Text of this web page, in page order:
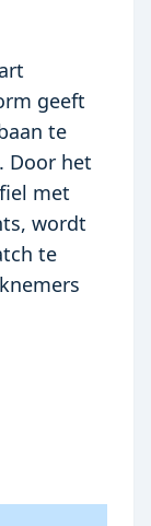
geeft
te
Door het
met
wordt
te